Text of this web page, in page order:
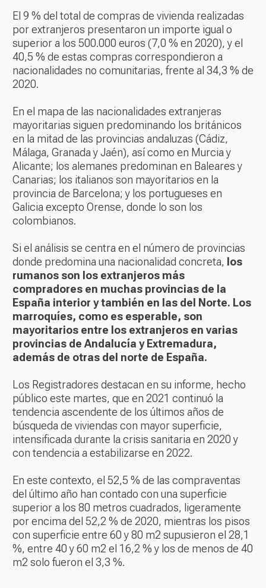
El 9 % del total de compras de vivienda realizadas
por extranjeros presentaron un importe igual o
superior a los 500.000 euros (7,0 % en 2020), y el
40,5 % de estas compras correspondieron a
nacionalidades no comunitarias, frente al 34,3 % de
2020.
En el mapa de las nacionalidades extranjeras
mayoritarias siguen predominando los británicos
en la mitad de las provincias andaluzas (Cádiz,
Málaga, Granada y Jaén), así como en Murcia y
Alicante; los alemanes predominan en Baleares y
Canarias; los italianos son mayoritarios en la
provincia de Barcelona; y los portugueses en
Galicia excepto Orense, donde lo son los
colombianos.
Si el análisis se centra en el número de provincias
donde predomina una nacionalidad concreta, los
rumanos son los extranjeros más
compradores en muchas provincias de la
España interior y también en las del Norte. Los
marroquíes, como es esperable, son
mayoritarios entre los extranjeros en varias
provincias de Andalucía y Extremadura,
además de otras del norte de España.
Los Registradores destacan en su informe, hecho
público este martes, que en 2021 continuó la
tendencia ascendente de los últimos años de
búsqueda de viviendas con mayor superficie,
intensificada durante la crisis sanitaria en 2020 y
con tendencia a estabilizarse en 2022.
En este contexto, el 52,5 % de las compraventas
del último año han contado con una superficie
superior a los 80 metros cuadrados, ligeramente
por encima del 52,2 % de 2020, mientras los pisos
con superficie entre 60 y 80 m2 supusieron el 28,1
%, entre 40 y 60 m2 el 16,2 % y los de menos de 40
m2 solo fueron el 3,3 %.